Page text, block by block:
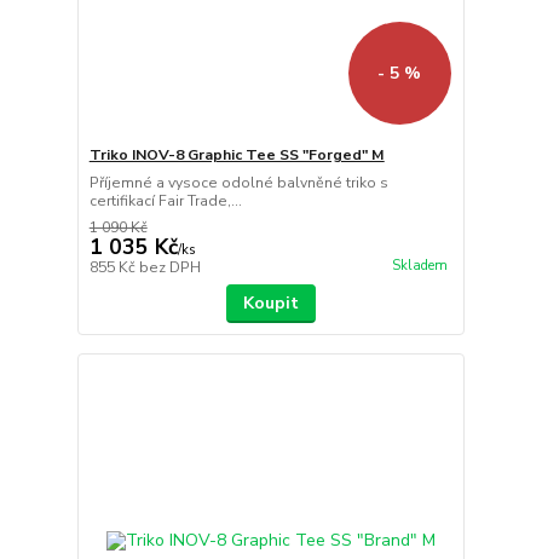
- 5 %
Triko INOV-8 Graphic Tee SS "Forged" M
Příjemné a vysoce odolné balvněné triko s
certifikací Fair Trade,...
1 090 Kč
1 035 Kč/ks
855 Kč bez DPH Skladem
Koupit